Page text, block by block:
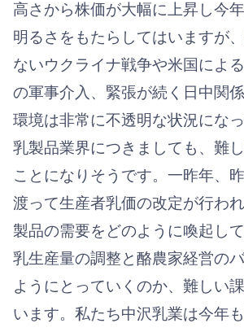
高さから株価が大幅に上昇し今
明るさをもたらしてはいますが
ないウクライナ戦争や米国によ
の軍事介入、緊張が続く日中関
環境は非常に不透明な状況になっ
乳製品業界につきましても、難
ことになりそうです。一昨年、
渡って生産者乳価の改定が行わ
製品の需要をどのように喚起し
乳生産量の調整と酪農家経営の
ようにとっていくのか、難しい
います。私たち中沢乳業は今年